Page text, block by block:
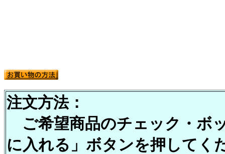
注文方法：
ご希望商品のチェック・ボ
に入れる」ボタンを押してく